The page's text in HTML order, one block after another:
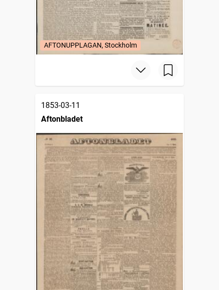
AFTONUPPLAGAN, Stockholm
1853-03-11
Aftonbladet